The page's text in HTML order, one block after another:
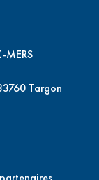
MERS
Targon